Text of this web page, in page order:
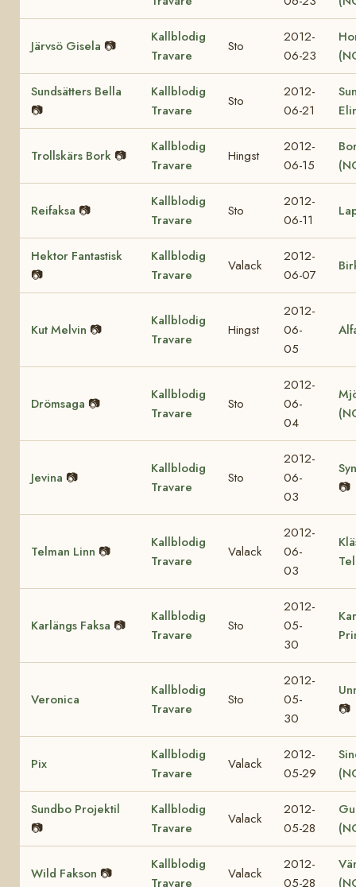
Järvsö Gisela 📷
Kallblodig
Travare
Sto
2012-
06-23
Sundsätters Bella
📷
Kallblodig
Travare
Sto
2012-
06-21
Trollskärs Bork 📷
Kallblodig
Travare
Hingst
2012-
06-15
Reifaksa 📷
Kallblodig
Travare
Sto
2012-
06-11
Hektor Fantastisk
📷
Kallblodig
Travare
Valack
2012-
06-07
Kut Melvin 📷
Kallblodig
Travare
Hingst
2012-
06-
05
Drömsaga 📷
Kallblodig
Travare
Sto
2012-
06-
04
Jevina 📷
Kallblodig
Travare
Sto
2012-
06-
03
📷
Telman Linn 📷
Kallblodig
Travare
Valack
2012-
06-
03
Karlängs Faksa 📷
Kallblodig
Travare
Sto
2012-
05-
30
Veronica
Kallblodig
Travare
Sto
2012-
05-
30
📷
Pix
Kallblodig
Travare
Valack
2012-
05-29
Sundbo Projektil
📷
Kallblodig
Travare
Valack
2012-
05-28
Wild Fakson 📷
Kallblodig
Travare
Valack
2012-
05-28